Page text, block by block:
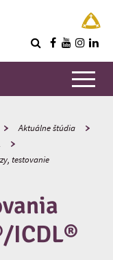
Aktuálne štúdia
testovanie
ICDL®